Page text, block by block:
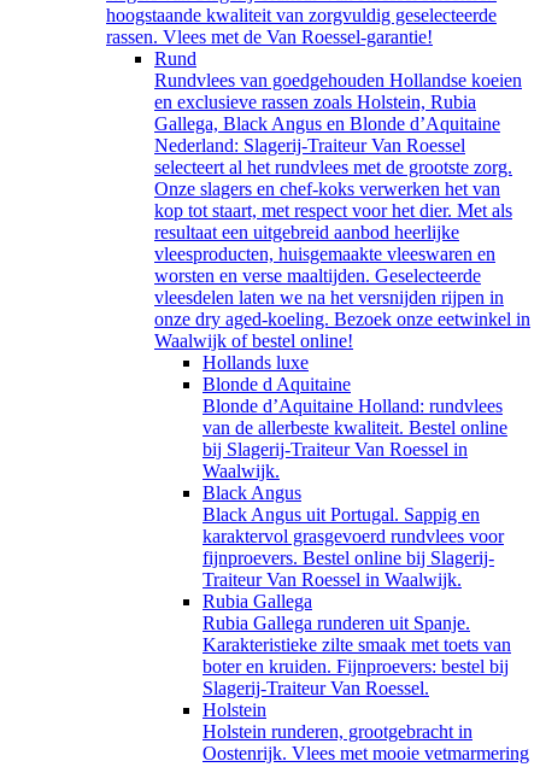
hoogstaande kwaliteit van zorgvuldig geselecteerde
rassen. Vlees met de Van Roessel-garantie!
Rund
Rundvlees van goedgehouden Hollandse koeien
en exclusieve rassen zoals Holstein, Rubia
Gallega, Black Angus en Blonde d’Aquitaine
Nederland: Slagerij-Traiteur Van Roessel
selecteert al het rundvlees met de grootste zorg.
Onze slagers en chef-koks verwerken het van
kop tot staart, met respect voor het dier. Met als
resultaat een uitgebreid aanbod heerlijke
vleesproducten, huisgemaakte vleeswaren en
worsten en verse maaltijden. Geselecteerde
vleesdelen laten we na het versnijden rijpen in
onze dry aged-koeling. Bezoek onze eetwinkel in
Waalwijk of bestel online!
Hollands luxe
Blonde d Aquitaine
Blonde d’Aquitaine Holland: rundvlees
van de allerbeste kwaliteit. Bestel online
bij Slagerij-Traiteur Van Roessel in
Waalwijk.
Black Angus
Black Angus uit Portugal. Sappig en
karaktervol grasgevoerd rundvlees voor
fijnproevers. Bestel online bij Slagerij-
Traiteur Van Roessel in Waalwijk.
Rubia Gallega
Rubia Gallega runderen uit Spanje.
Karakteristieke zilte smaak met toets van
boter en kruiden. Fijnproevers: bestel bij
Slagerij-Traiteur Van Roessel.
Holstein
Holstein runderen, grootgebracht in
Oostenrijk. Vlees met mooie vetmarmering